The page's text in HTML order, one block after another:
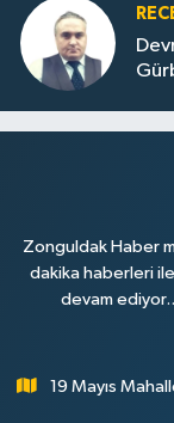
Zonguldak Haber
dakika haberleri
devam
19 Mayıs